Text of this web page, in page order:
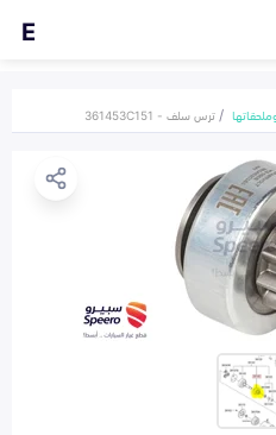
E
ترس سلف - 361453C151